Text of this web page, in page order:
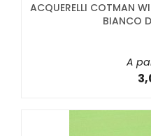
ACQUERELLI COTMAN
BIANCO
A